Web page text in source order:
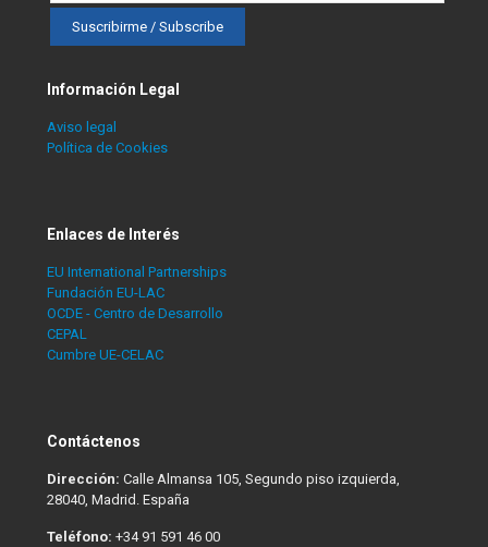
Información Legal
Aviso legal
Política de Cookies
Enlaces de Interés
EU International Partnerships
Fundación EU-LAC
OCDE - Centro de Desarrollo
CEPAL
Cumbre UE-CELAC
Contáctenos
Dirección: Calle Almansa 105, Segundo piso izquierda,
28040, Madrid. España
Teléfono: +34 91 591 46 00